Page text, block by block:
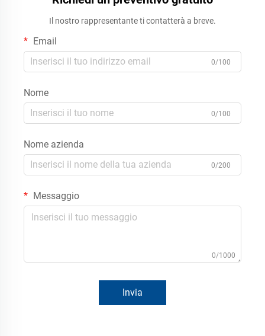
Il nostro rappresentante ti contatterà a breve.
Email
0/100
Nome
0/100
Nome azienda
0/200
Messaggio
0/1000
Invia